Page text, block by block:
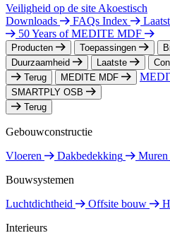
Veiligheid op de site Akoestisch
Downloads
FAQs Index
50 Years of MEDITE MDF
Producten Toepassingen
Duurzaamheid
Laatste
Terug
MEDITE MDF
SMARTPLY OSB
Terug
Gebouwconstructie
Vloeren
Dakbedekking Muren
Bouwsystemen
Luchtdichtheid
Offsite bouw
Interieurs